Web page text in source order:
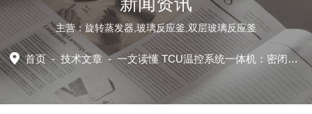
主营：旋转蒸发器,玻璃反应釜,双层玻璃反应釜
首页-技术文章 -一文读懂 TCU温控系统一体机：密闭循环原理、多场景选型标准